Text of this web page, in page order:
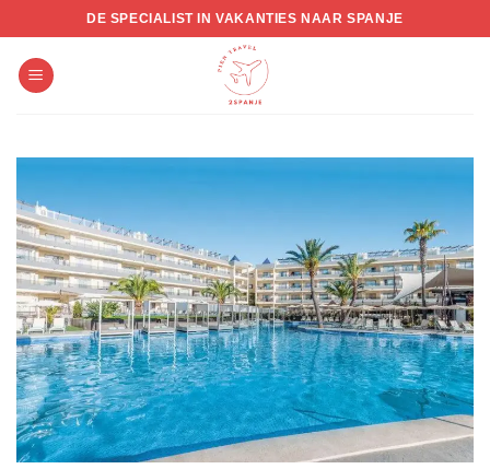
to
content
DE SPECIALIST IN VAKANTIES NAAR SPANJE